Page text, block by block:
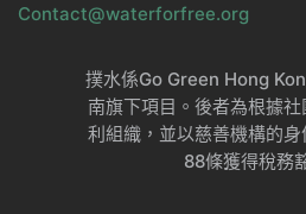
Contact@waterforfree.org
撲水係Go Green Hong
南旗下項目。後者為根據
利組織，並以慈善機構的
88條獲得稅務